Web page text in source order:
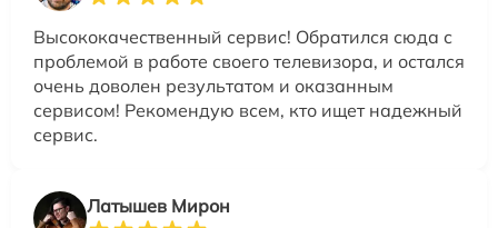
Высококачественный сервис! Обратился сюда с
проблемой в работе своего телевизора, и остался
очень доволен результатом и оказанным
сервисом! Рекомендую всем, кто ищет надежный
сервис.
Латышев Мирон